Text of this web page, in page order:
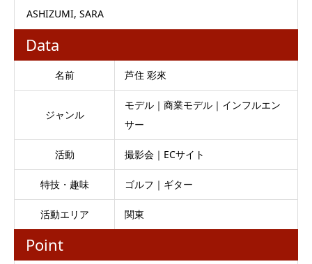
ASHIZUMI, SARA
Data
名前 芦住 彩來
ジャンル
モデル｜商業モデル｜インフルエン
サー
活動 撮影会｜ECサイト
特技・趣味 ゴルフ｜ギター
活動エリア 関東
Point